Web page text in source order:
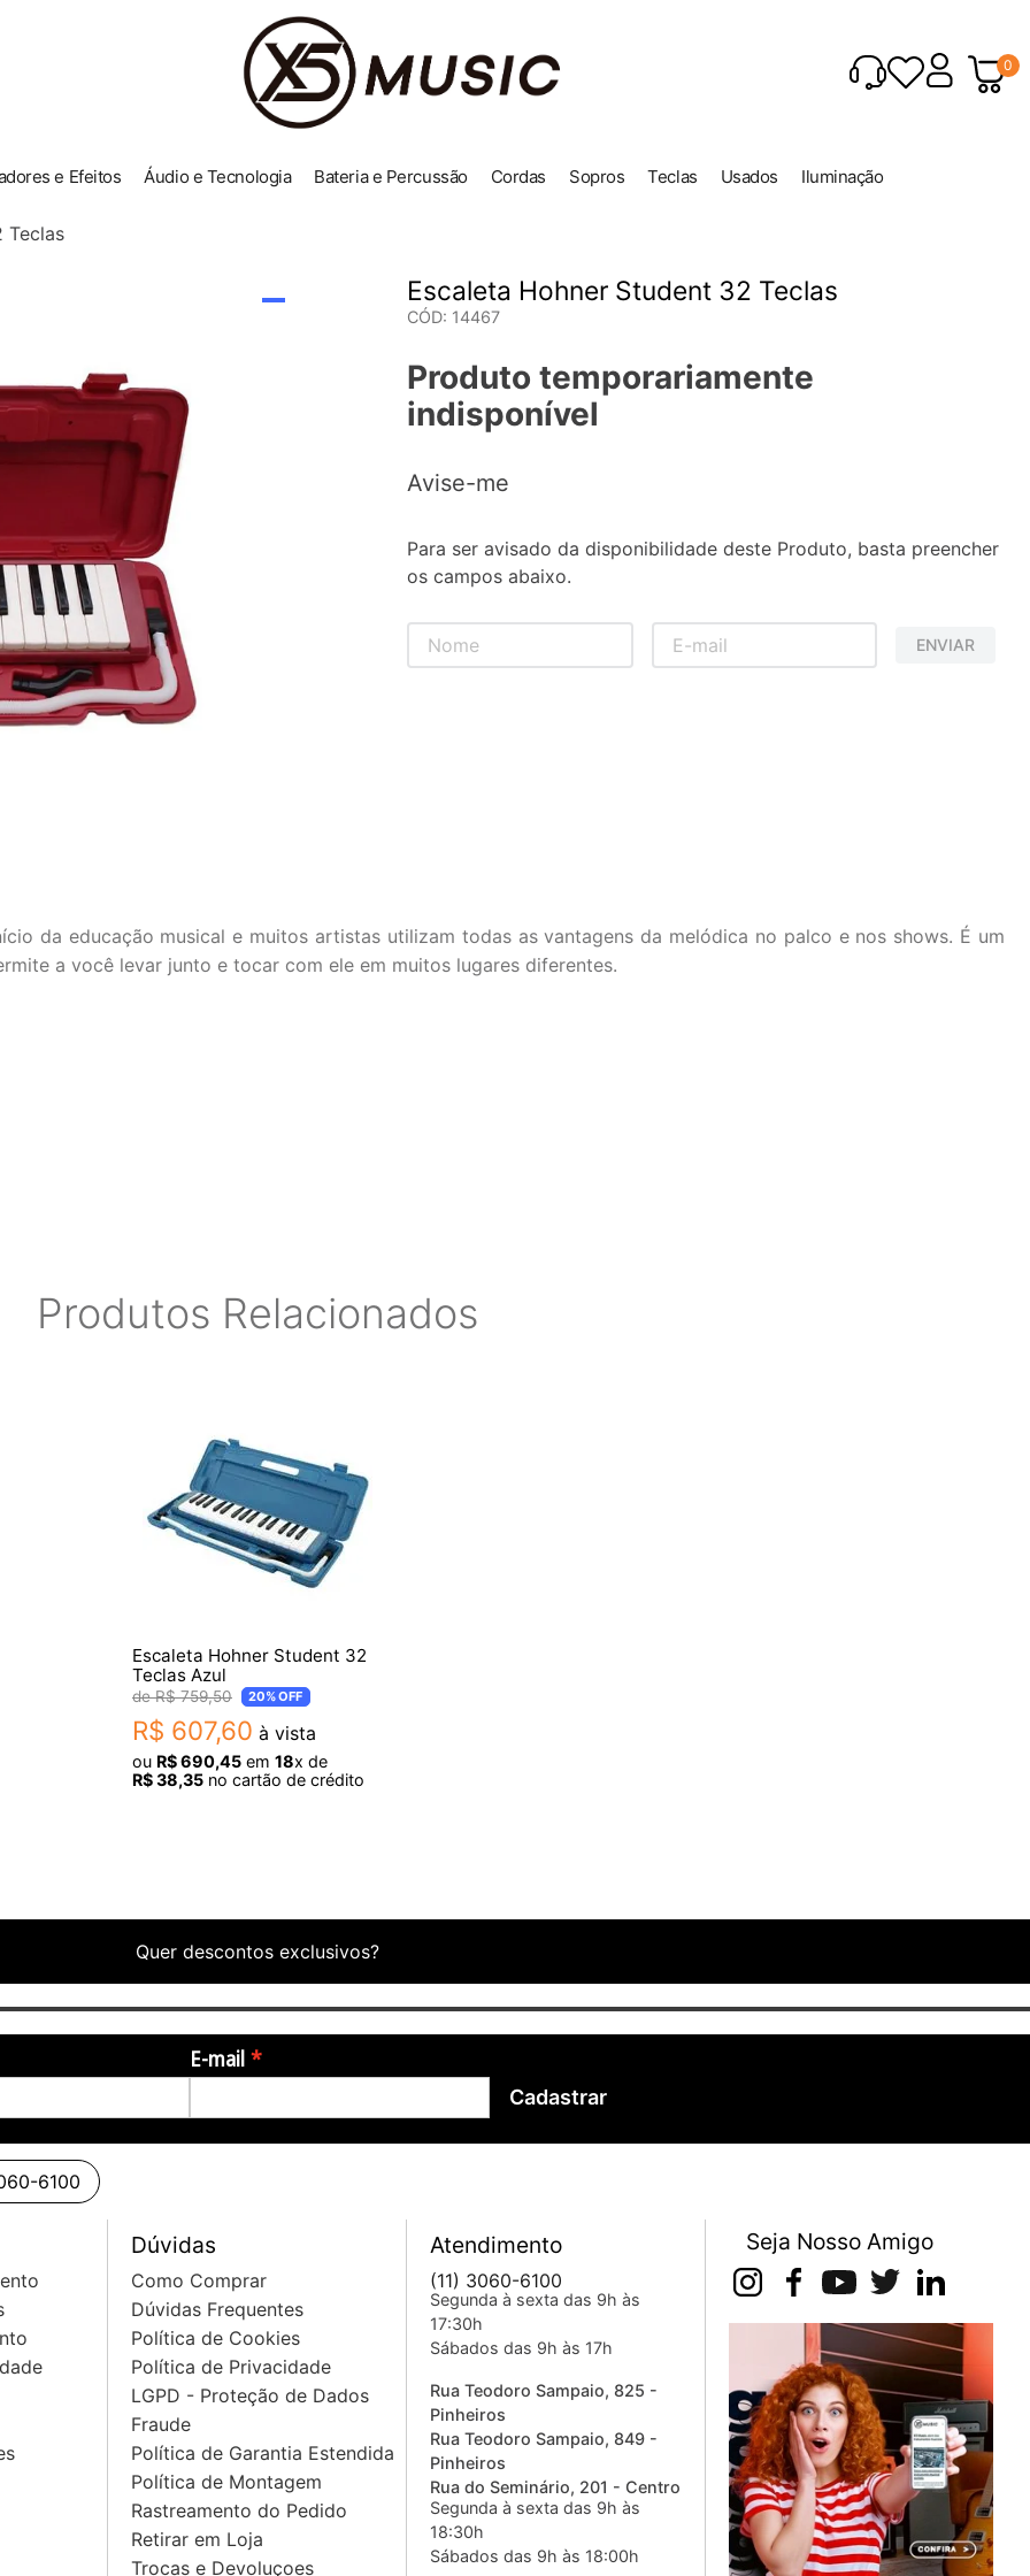
0
e Efeitos Áudio e Tecnologia Bateria e Percussão Cordas Sopros Teclas Usados Iluminação
Teclas
Escaleta Hohner Student 32 Teclas
CÓD: 14467
Produto temporariamente
indisponível
Avise-me
Para ser avisado da disponibilidade deste Produto, basta preencher
os campos abaixo.
ENVIAR
da educação musical e muitos artistas utilizam todas as vantagens da melódica no palco e nos shows. É um
a você levar junto e tocar com ele em muitos lugares diferentes.
Produtos Relacionados
Escaleta Hohner Student 32
Teclas Azul
R$ 759,50 20%OFF
R$ 607,60 à vista
ou R$690,45 em 18x de
R$38,35 no cartão de crédito
Quer descontos exclusivos?
E-mail
Cadastrar
6100
Dúvidas
Como Comprar
Dúvidas Frequentes
Política de Cookies
Política de Privacidade
LGPD - Proteção de Dados
Fraude
Política de Garantia Estendida
Política de Montagem
Rastreamento do Pedido
Retirar em Loja
Trocas e Devoluçoes
Atendimento
(11) 3060-6100
Segunda à sexta das 9h às
17:30h
Sábados das 9h às 17h
Rua Teodoro Sampaio, 825 -
Pinheiros
Rua Teodoro Sampaio, 849 -
Pinheiros
Rua do Seminário, 201 - Centro
Segunda à sexta das 9h às
18:30h
Sábados das 9h às 18:00h
Seja Nosso Amigo